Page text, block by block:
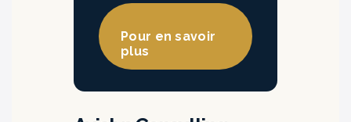
Pour en savoir
plus